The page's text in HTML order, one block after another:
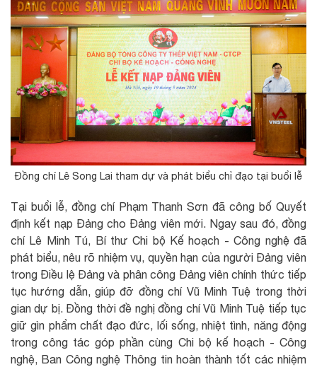
Đồng chí Lê Song Lai tham dự và phát biểu chỉ đạo tại buổi lễ
Tại buổi lễ, đồng chí Phạm Thanh Sơn đã công bố Quyết
định kết nạp Đảng cho Đảng viên mới. Ngay sau đó, đồng
chí Lê Minh Tú, Bí thư Chi bộ Kế hoạch - Công nghệ đã
phát biểu, nêu rõ nhiệm vụ, quyền hạn của người Đảng viên
trong Điều lệ Đảng và phân công Đảng viên chính thức tiếp
tục hướng dẫn, giúp đỡ đồng chí Vũ Minh Tuệ trong thời
gian dự bị. Đồng thời đề nghị đồng chí Vũ Minh Tuệ tiếp tục
giữ gìn phẩm chất đạo đức, lối sống, nhiệt tình, năng động
trong công tác góp phần cùng Chi bộ kế hoạch - Công
nghệ, Ban Công nghệ Thông tin hoàn thành tốt các nhiệm